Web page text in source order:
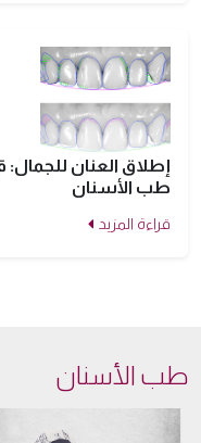
إطلاق العنان للجمال:
طب الأسنان
قراءة المزيد
طب الأسنان